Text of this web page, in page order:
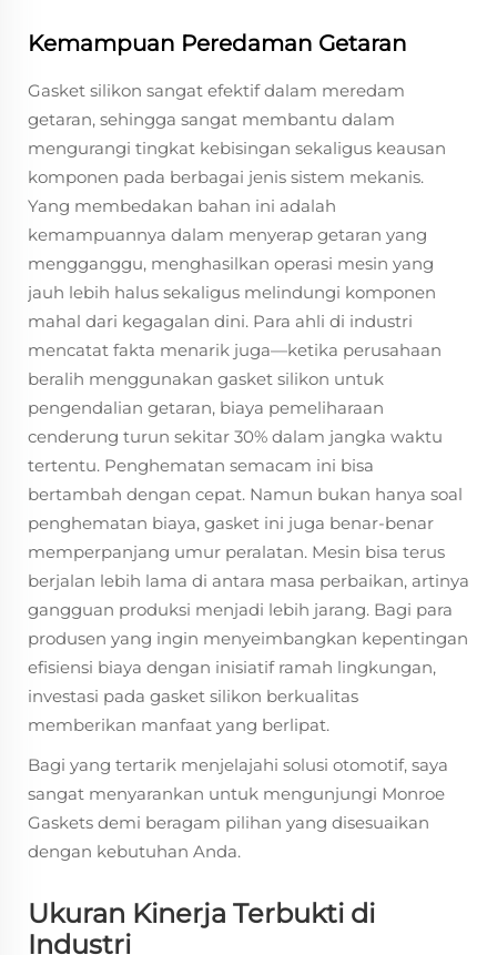
Kemampuan Peredaman Getaran
Gasket silikon sangat efektif dalam meredam
getaran, sehingga sangat membantu dalam
mengurangi tingkat kebisingan sekaligus keausan
komponen pada berbagai jenis sistem mekanis.
Yang membedakan bahan ini adalah
kemampuannya dalam menyerap getaran yang
mengganggu, menghasilkan operasi mesin yang
jauh lebih halus sekaligus melindungi komponen
mahal dari kegagalan dini. Para ahli di industri
mencatat fakta menarik juga—ketika perusahaan
beralih menggunakan gasket silikon untuk
pengendalian getaran, biaya pemeliharaan
cenderung turun sekitar 30% dalam jangka waktu
tertentu. Penghematan semacam ini bisa
bertambah dengan cepat. Namun bukan hanya soal
penghematan biaya, gasket ini juga benar-benar
memperpanjang umur peralatan. Mesin bisa terus
berjalan lebih lama di antara masa perbaikan, artinya
gangguan produksi menjadi lebih jarang. Bagi para
produsen yang ingin menyeimbangkan kepentingan
efisiensi biaya dengan inisiatif ramah lingkungan,
investasi pada gasket silikon berkualitas
memberikan manfaat yang berlipat.
Bagi yang tertarik menjelajahi solusi otomotif, saya
sangat menyarankan untuk mengunjungi Monroe
Gaskets demi beragam pilihan yang disesuaikan
dengan kebutuhan Anda.
Ukuran Kinerja Terbukti di
Industri